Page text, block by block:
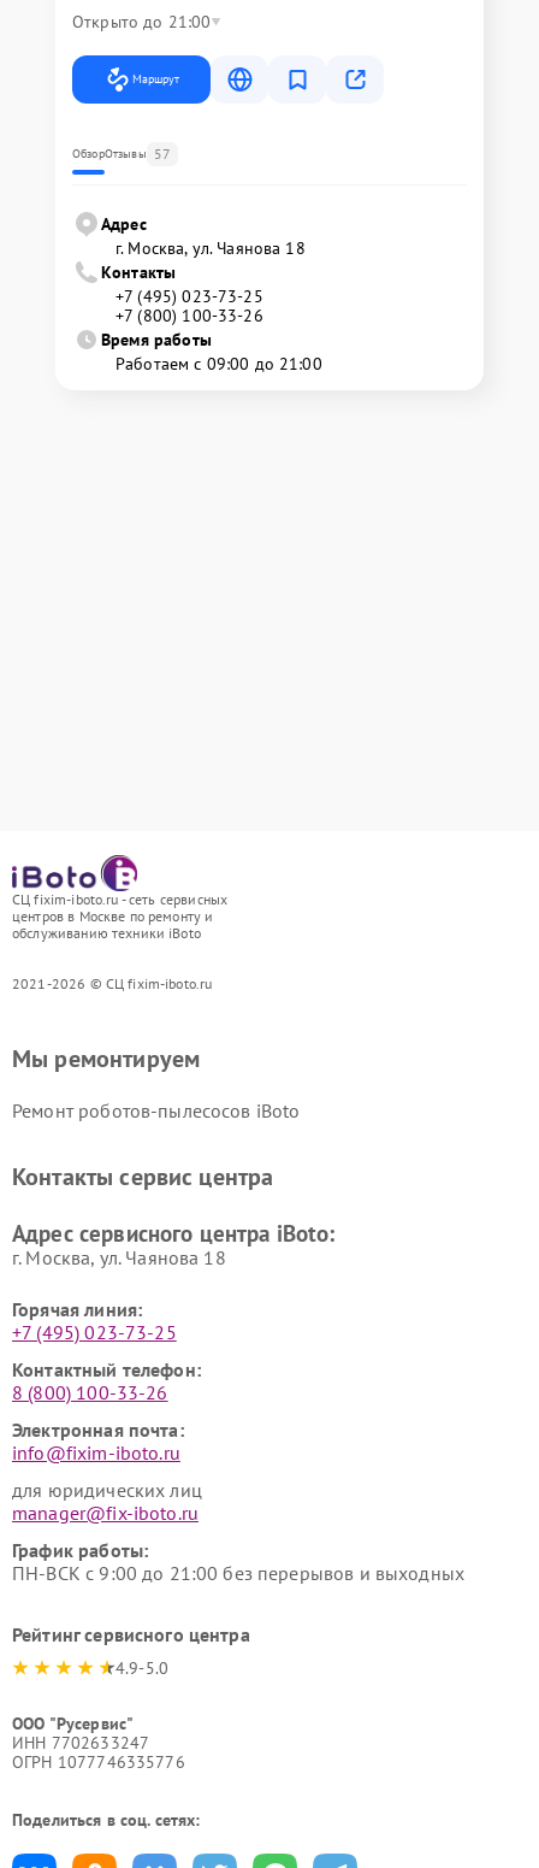
Открыто до 21:00
Маршрут
ОбзорОтзывы 57
Адрес
г. Москва, ул. Чаянова 18
Контакты
+7 (495) 023-73-25
+7 (800) 100-33-26
Время работы
Работаем с 09:00 до 21:00
СЦ fixim-iboto.ru - сеть сервисных
центров в Москве по ремонту и
обслуживанию техники iBoto
2021-2026 © СЦ fixim-iboto.ru
Мы ремонтируем
Ремонт роботов-пылесосов iBoto
Контакты сервис центра
Адрес сервисного центра iBoto:
г. Москва, ул. Чаянова 18
Горячая линия:
+7 (495) 023-73-25
Контактный телефон:
8 (800) 100-33-26
Электронная почта:
info@fixim-iboto.ru
для юридических лиц
manager@fix-iboto.ru
График работы:
ПН-ВСК с 9:00 до 21:00 без перерывов и выходных
Рейтинг сервисного центра
4.9-5.0
ООО "Русервис"
ИНН 7702633247
ОГРН 1077746335776
Поделиться в соц. сетях: